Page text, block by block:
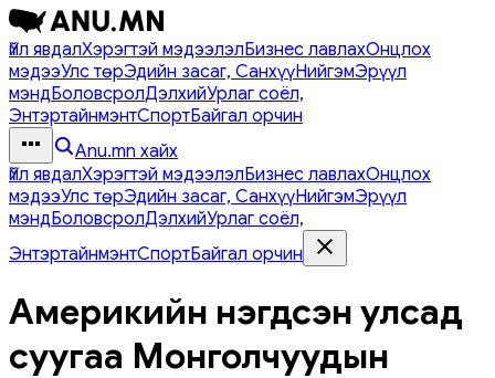
Үйл явдалХэрэгтэй мэдээлэлБизнес лавлахОнцлох
мэдээУлс төрЭдийн засаг, СанхүүНийгэмЭрүүл
мэндБоловсролДэлхийУрлаг соёл,
ЭнтэртайнмэнтСпортБайгал орчин
Anu.mn хайх
Үйл явдалХэрэгтэй мэдээлэлБизнес лавлахОнцлох
мэдээУлс төрЭдийн засаг, СанхүүНийгэмЭрүүл
мэндБоловсролДэлхийУрлаг соёл,
ЭнтэртайнмэнтСпортБайгал орчин
Америкийн нэгдсэн улсад
суугаа Монголчуудын